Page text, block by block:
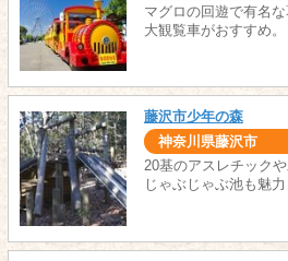
マグロの回遊で有名
大観覧車がおすすめ。
藤沢市少年の森
神奈川県藤沢市
20基のアスレチック
じゃぶじゃぶ池も魅力